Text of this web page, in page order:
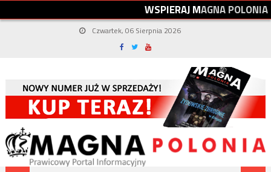
WSPIERAJMAGNAPOLONIA
Czwartek, 06 Sierpnia 2026